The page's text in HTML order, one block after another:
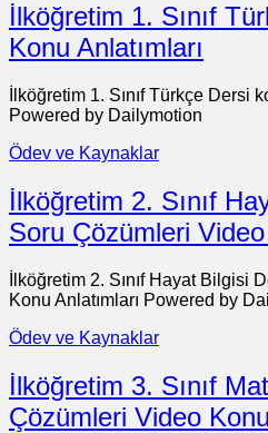
İlköğretim 1. Sınıf
Konu Anlatımları
İlköğretim 1. Sınıf Türkçe Dersi
Powered by Dailymotion
Ödev ve Kaynaklar
İlköğretim 2. Sınıf
Soru Çözümleri Video
İlköğretim 2. Sınıf Hayat Bilgisi
Konu Anlatımları Powered by
Ödev ve Kaynaklar
İlköğretim 3. Sınıf
Çözümleri Video